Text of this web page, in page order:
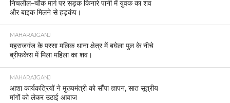
निचलौल–चौक मार्ग पर सड़क किनारे पानी में युवक का शव
और बाइक मिलने से हड़कंप।
MAHARAJGANJ
महराजगंज के परसा मलिक थाना क्षेत्र में बघेला पुल के नीचे
ब्रीफकेस में मिला महिला का शव।
MAHARAJGANJ
आशा कार्यकत्रियों ने मुख्यमंत्री को सौंपा ज्ञापन, सात सूत्रीय
मांगों को लेकर उठाई आवाज